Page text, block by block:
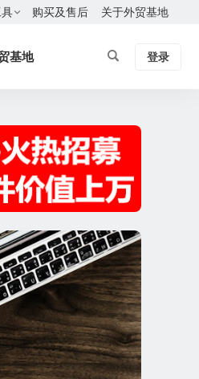
购买及售后 关于外贸基地
基地 登录